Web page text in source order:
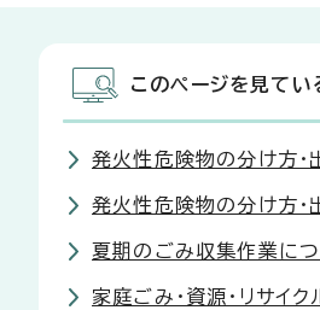
このページを見てい
発火性危険物の分け方・
発火性危険物の分け方・
夏期のごみ収集作業に
家庭ごみ・資源・リサイク